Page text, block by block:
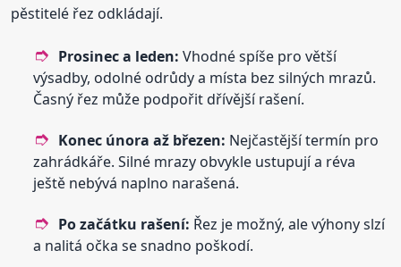
pěstitelé řez odkládají.
Prosinec a leden: Vhodné spíše pro větší
výsadby, odolné odrůdy a místa bez silných mrazů.
Časný řez může podpořit dřívější rašení.
Konec února až březen: Nejčastější termín pro
zahrádkáře. Silné mrazy obvykle ustupují a réva
ještě nebývá naplno narašená.
Po začátku rašení: Řez je možný, ale výhony slzí
a nalitá očka se snadno poškodí.